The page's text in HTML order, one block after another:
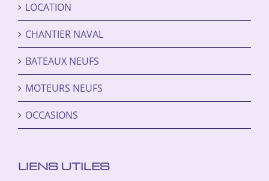
LOCATION
CHANTIER NAVAL
BATEAUX NEUFS
MOTEURS NEUFS
OCCASIONS
LIENS UTILES